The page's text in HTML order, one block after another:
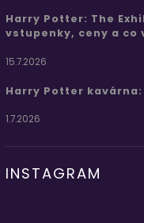
Harry Potter: The
vstupenky, ceny a co
15.7.2026
Harry Potter kavárna:
1.7.2026
INSTAGRAM